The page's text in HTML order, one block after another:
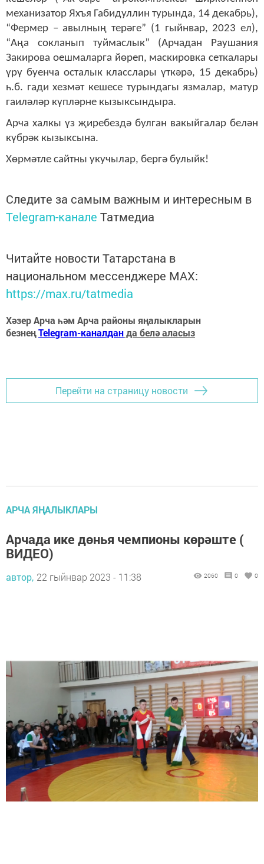
механизатор Яхъя Габидуллин турында, 14 декабрь),
“Фермер – авылның терәге” (1 гыйнвар, 2023 ел),
“Аңа сокланып туймаслык” (Арчадан Раушания
Закирова оешмаларга йөреп, маскировка сеткалары
үрү буенча осталык класслары үткәрә, 15 декабрь)
һ.б. гади хезмәт кешесе турындагы язмалар, матур
гаиләләр күпләрне кызыксындыра.
Арча халкы үз җиребездә булган вакыйгалар белән
күбрәк кызыксына.
Хөрмәтле сайтны укучылар, бергә булыйк!
Следите за самым важным и интересным в
Telegram-канале Татмедиа
Читайте новости Татарстана в
национальном мессенджере MАХ:
https://max.ru/tatmedia
Хәзер Арча һәм Арча районы яңалыкларын
безнеңTelegram-каналданда белә аласыз
Перейти на страницу новости
АРЧА ЯҢАЛЫКЛАРЫ
Арчада ике дөнья чемпионы көрәште (
ВИДЕО)
автор, 22 гыйнвар 2023 - 11:38 2060 0 0